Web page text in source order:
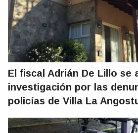
El fiscal Adrián De Lillo se
investigación por las
policías de Villa La